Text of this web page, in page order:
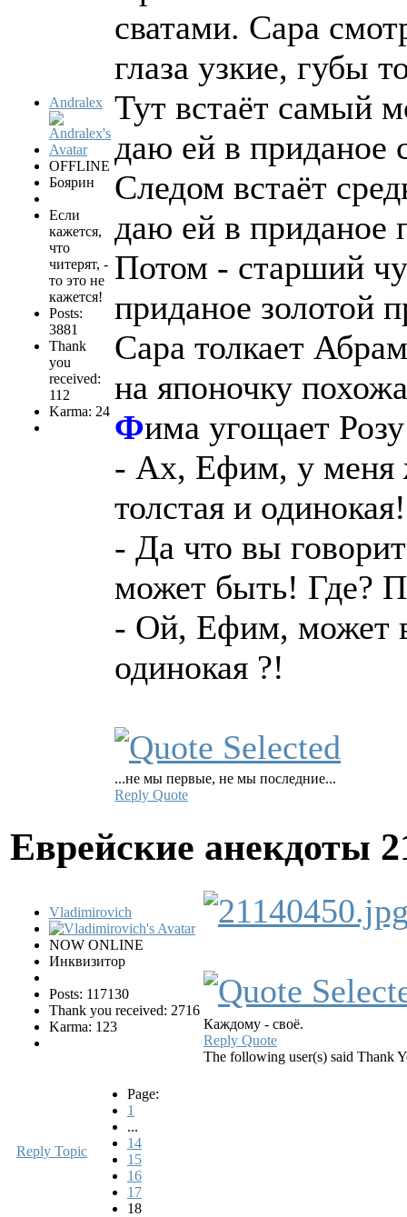
Andralex
OFFLINE
Боярин
Если
кажется,
что
читерят, -
то это не
кажется!
Posts:
3881
Thank
you
received:
112
Karma: 24
сватами. Сара
глаза узкие, губы
Тут встаёт самый
даю ей в приданое
Следом встаёт
даю ей в
Потом - старший
приданое золотой
Сара толкает
на японочку
Фима угощает
- Ах, Ефим, у меня
толстая и одинокая!
- Да что вы
может быть! Где?
- Ой, Ефим, может
одинокая ?!
...не мы первые, не мы последние...
Reply Quote
Еврейские анекдоты
Vladimirovich
NOW ONLINE
Инквизитор
Posts: 117130
Thank you received: 2716
Karma: 123
Каждому - своё.
Reply Quote
The following user(s) said Thank
Reply Topic
Page:
1
...
14
15
16
17
18